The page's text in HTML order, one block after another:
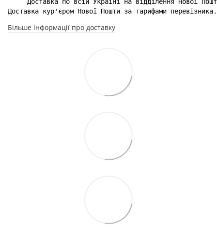
Доставка кур'єром Нової Пошти за тарифами перевізника.
Більше інформації про доставку